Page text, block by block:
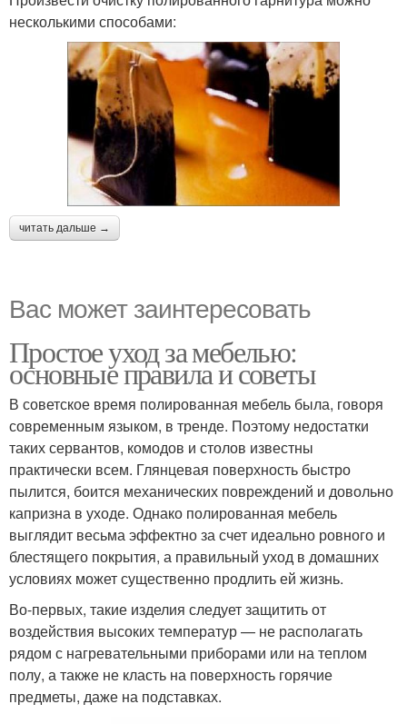
несколькими способами:
читать дальше →
Вас может заинтересовать
Простое уход за мебелью:
основные правила и советы
В советское время полированная мебель была, говоря
современным языком, в тренде. Поэтому недостатки
таких сервантов, комодов и столов известны
практически всем. Глянцевая поверхность быстро
пылится, боится механических повреждений и довольно
капризна в уходе. Однако полированная мебель
выглядит весьма эффектно за счет идеально ровного и
блестящего покрытия, а правильный уход в домашних
условиях может существенно продлить ей жизнь.
Во-первых, такие изделия следует защитить от
воздействия высоких температур — не располагать
рядом с нагревательными приборами или на теплом
полу, а также не класть на поверхность горячие
предметы, даже на подставках.